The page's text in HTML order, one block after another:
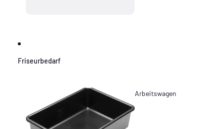
Friseurbedarf
Arbeitswagen